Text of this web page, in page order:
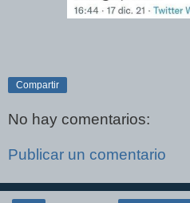
Compartir
No hay comentarios:
Publicar un comentario